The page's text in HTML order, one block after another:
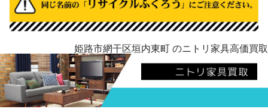
姫路市網干区垣内東町 のニトリ家具高価買取